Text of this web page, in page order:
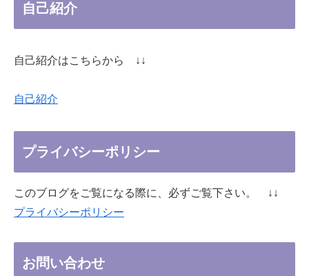
自己紹介
自己紹介はこちらから ↓↓
自己紹介
プライバシーポリシー
このブログをご覧になる際に、必ずご覧下さい。 ↓↓
プライバシーポリシー
お問い合わせ